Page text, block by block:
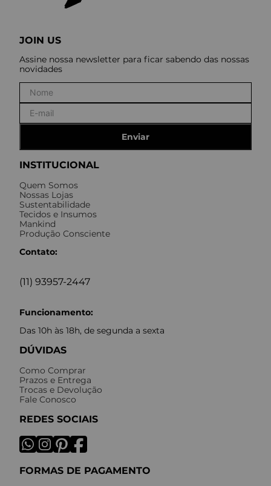
INSTITUCIONAL
Quem Somos
Nossas Lojas
Sustentabilidade
Tecidos e Insumos
Mankind
Produção Consciente
Contato:
(11) 93957-2447
Funcionamento:
Das 10h às 18h, de segunda a sexta
DÚVIDAS
Como Comprar
Prazos e Entrega
Trocas e Devolução
Fale Conosco
REDES SOCIAIS
FORMAS DE PAGAMENTO
JOIN US
Assine nossa newsletter para ficar sabendo das nossas
novidades
Enviar